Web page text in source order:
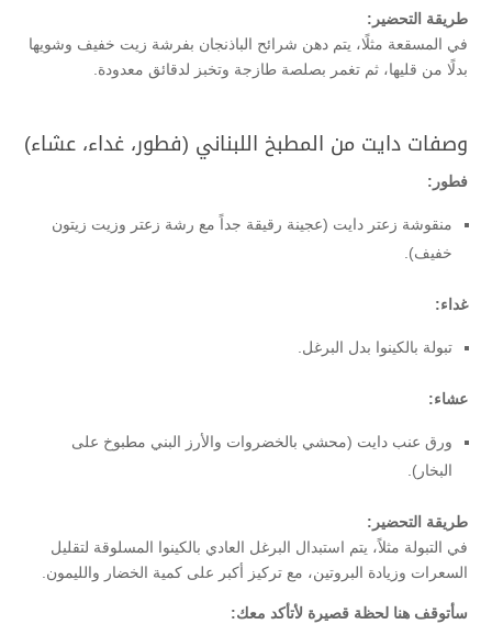
طريقة التحضير:
في المسقعة مثلًا، يتم دهن شرائح الباذنجان بفرشة زيت خفيف وشويها
بدلًا من قليها، ثم تغمر بصلصة طازجة وتخبز لدقائق معدودة.
وصفات دايت من المطبخ اللبناني (فطور، غداء، عشاء)
فطور:
منقوشة زعتر دايت (عجينة رقيقة جداً مع رشة زعتر وزيت زيتون
خفيف).
غداء:
تبولة بالكينوا بدل البرغل.
عشاء:
ورق عنب دايت (محشي بالخضروات والأرز البني مطبوخ على
البخار).
طريقة التحضير:
في التبولة مثلاً، يتم استبدال البرغل العادي بالكينوا المسلوقة لتقليل
السعرات وزيادة البروتين، مع تركيز أكبر على كمية الخضار والليمون.
سأتوقف هنا لحظة قصيرة لأتأكد معك: